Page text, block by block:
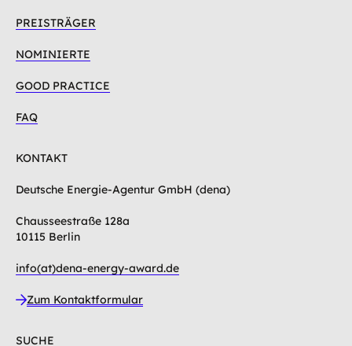
PREISTRÄGER
NOMINIERTE
GOOD PRACTICE
FAQ
KONTAKT
Deutsche Energie-Agentur GmbH (dena)
Chausseestraße 128a
10115 Berlin
info(at)dena-energy-award.de
Zum Kontaktformular
SUCHE